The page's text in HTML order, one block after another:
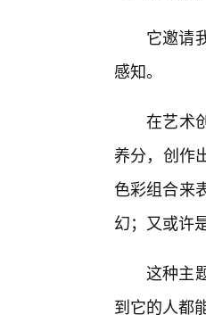
它邀请
感知。
在艺术
养分，创作
色彩组合来
幻；又或许
这种主
到它的人都